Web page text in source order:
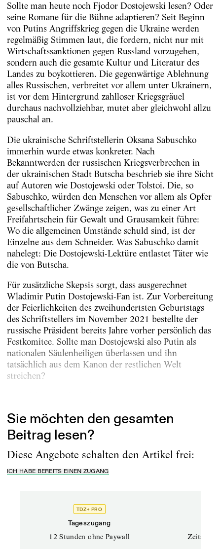
Sollte man heute noch Fjodor Dostojewski lesen? Oder
seine Romane für die Bühne adaptieren? Seit Beginn
von Putins Angriffskrieg gegen die Ukraine werden
regelmäßig Stimmen laut, die fordern, nicht nur mit
Wirtschaftssanktionen gegen Russland vorzugehen,
sondern auch die gesamte Kultur und Literatur des
Landes zu boykottieren. Die gegenwärtige Ablehnung
alles Russischen, verbreitet vor allem unter Ukrainern,
ist vor dem Hintergrund zahlloser Kriegsgräuel
durchaus nachvollziehbar, mutet aber gleichwohl allzu
pauschal an.
Die ukrainische Schriftstellerin Oksana Sabuschko
immerhin wurde etwas konkreter. Nach
Bekanntwerden der russischen Kriegsverbrechen in
der ukrainischen Stadt Butscha beschrieb sie ihre Sicht
auf Autoren wie Dostojewski oder Tolstoi. Die, so
Sabuschko, würden den Menschen vor allem als Opfer
gesellschaftlicher Zwänge zeigen, was zu einer Art
Freifahrtschein für Gewalt und Grausamkeit führe:
Wo die allgemeinen Umstände schuld sind, ist der
Einzelne aus dem Schneider. Was Sabuschko damit
nahelegt: Die Dostojewski-Lektüre entlastet Täter wie
die von Butscha.
Für zusätzliche Skepsis sorgt, dass ausgerechnet
Wladimir Putin Dostojewski-Fan ist. Zur Vorbereitung
der Feierlichkeiten des zweihundertsten Geburtstags
des Schriftstellers im November 2021 bestellte der
russische Präsident bereits Jahre vorher persönlich das
Festkomitee. Sollte man Dostojewski also Putin als
nationalen Säulenheiligen überlassen und ihn
tatsächlich aus dem Kanon der restlichen Welt
streichen?
Sie möchten den gesamten
Beitrag lesen?
Diese Angebote schalten den Artikel frei:
ICH HABE BEREITS EINEN ZUGANG
TDZ+ PRO
Tageszugang
12 Stunden ohne Paywall